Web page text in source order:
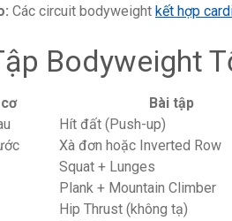
Các circuit bodyweight kết hợp
Bodyweight
Bài tập
Hít đất (Push-up)
Xà đơn hoặc Inverted Row
Squat + Lunges
Plank + Mountain Climber
Hip Thrust (không tạ)